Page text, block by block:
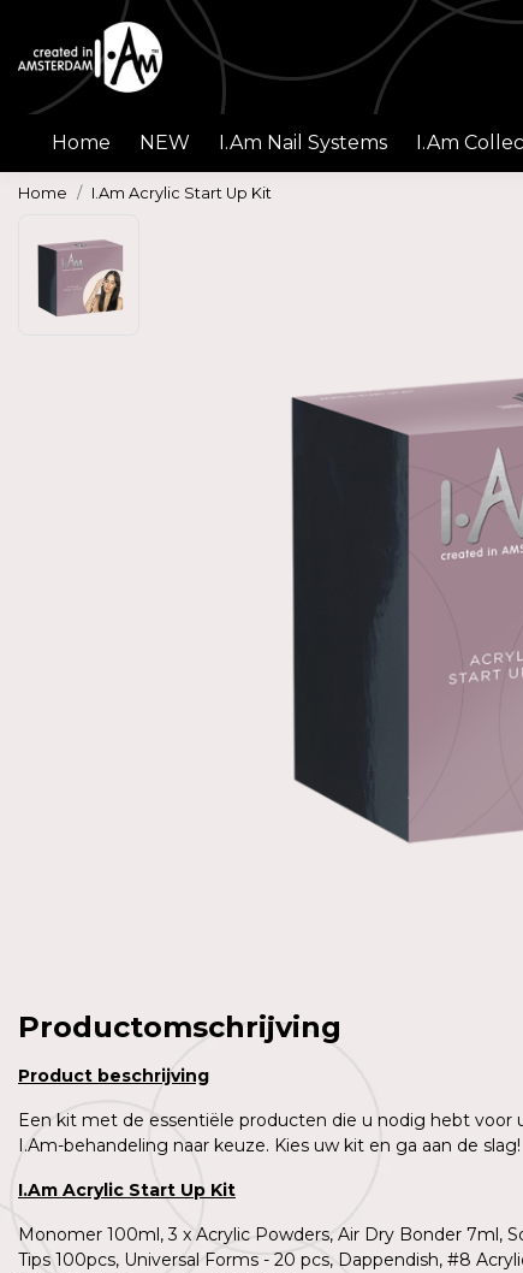
Home NEW I.Am Nail Systems I.Am
Home I.Am Acrylic Start Up Kit
Productomschrijving
Product beschrijving
Een kit met de essentiële producten die u nodig hebt voor
I.Am-behandeling naar keuze. Kies uw kit en ga aan de slag!
I.Am Acrylic Start Up Kit
Monomer 100ml, 3 x Acrylic Powders, Air Dry Bonder 7ml,
Tips 100pcs, Universal Forms - 20 pcs, Dappendish, #8